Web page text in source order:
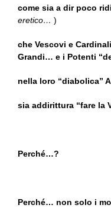
come sia a dir poco
eretico… )
che Vescovi e
Grandi… e i Potenti
nella loro “diabolica”
sia addirittura “fare la
Perché…?
Perché… non solo i